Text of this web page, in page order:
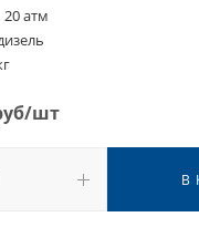
20 атм
/шт
В